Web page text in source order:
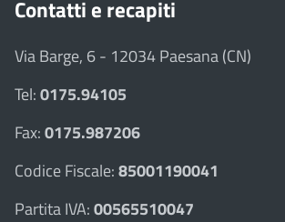
Contatti e recapiti
Via Barge, 6 - 12034 Paesana (CN)
Tel:0175.94105
Fax:0175.987206
Codice Fiscale:85001190041
Partita IVA:00565510047